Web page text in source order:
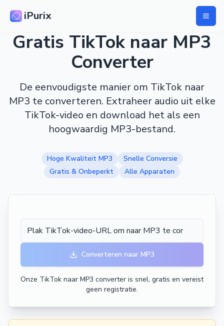
iPurix
Gratis TikTok naar MP3
Converter
De eenvoudigste manier om TikTok naar
MP3 te converteren. Extraheer audio uit elke
TikTok-video en download het als een
hoogwaardig MP3-bestand.
Hoge Kwaliteit MP3
Snelle Conversie
Gratis & Onbeperkt
Alle Apparaten
Converteren naar MP3
Onze TikTok naar MP3 converter is snel, gratis en vereist
geen registratie.